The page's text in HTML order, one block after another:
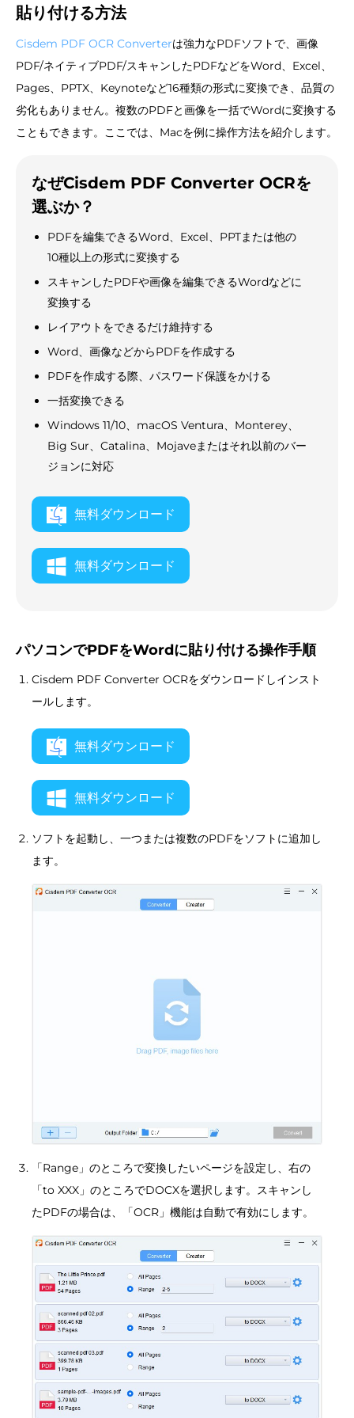
貼り付ける方法
Cisdem PDF OCR Converterは強力なPDFソフトで、画像
PDF/ネイティブPDF/スキャンしたPDFなどをWord、Excel、
Pages、PPTX、Keynoteなど16種類の形式に変換でき、品質の
劣化もありません。複数のPDFと画像を一括でWordに変換する
こともできます。ここでは、Macを例に操作方法を紹介します。
なぜCisdem PDF Converter OCRを
選ぶか？
PDFを編集できるWord、Excel、PPTまたは他の
10種以上の形式に変換する
スキャンしたPDFや画像を編集できるWordなどに
変換する
レイアウトをできるだけ維持する
Word、画像などからPDFを作成する
PDFを作成する際、パスワード保護をかける
一括変換できる
Windows 11/10、macOS Ventura、Monterey、
Big Sur、Catalina、Mojaveまたはそれ以前のバー
ジョンに対応
無料ダウンロード
無料ダウンロード
パソコンでPDFをWordに貼り付ける操作手順
Cisdem PDF Converter OCRをダウンロードしインスト
ールします。
無料ダウンロード
無料ダウンロード
ソフトを起動し、一つまたは複数のPDFをソフトに追加し
ます。
「Range」のところで変換したいページを設定し、右の
「to XXX」のところでDOCXを選択します。スキャンし
たPDFの場合は、「OCR」機能は自動で有効にします。